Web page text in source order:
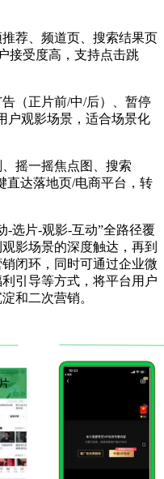
荐、频道页、搜索结果页
接受度高，支持点击跳
（正片前/中/后）、暂停
户观影场景，适合场景化
摇一摇焦点图、搜索
直达落地页/电商平台，转
-选片-观影-互动”全路径覆
影场景的深度触达，再到
闭环，同时可通过企业微
引导等方式，将平台用户
和二次营销。